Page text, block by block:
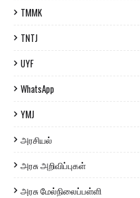
TMMK
TNTJ
UYF
WhatsApp
YMJ
அரசியல்
அரசு அறிவிப்புகள்
அரசு மேல்நிலைப்பள்ளி